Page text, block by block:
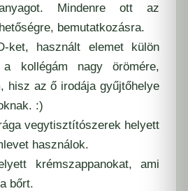
Mindenre ott az
bemutatkozásra.
ket, használt elemet külön
kollégám nagy örömére,
hisz az ő irodája gyűjtőhelye
:)
vegytisztítószerek helyett
használok.
krémszappanokat, ami
bőrt.